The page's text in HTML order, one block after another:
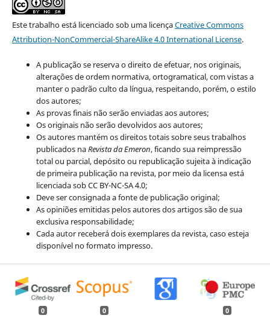
Este trabalho está licenciado sob uma licençaCreative Commons
Attribution-NonCommercial-ShareAlike 4.0 International License.
A publicação se reserva o direito de efetuar, nos originais,
alterações de ordem normativa, ortogramatical, com vistas a
manter o padrão culto da língua, respeitando, porém, o estilo
dos autores;
As provas finais não serão enviadas aos autores;
Os originais não serão devolvidos aos autores;
Os autores mantém os direitos totais sobre seus trabalhos
publicados naRevista da Emeron, ficando sua reimpressão
total ou parcial, depósito ou republicação sujeita à indicação
de primeira publicação na revista, por meio da licensa está
licenciada sob CC BY-NC-SA 4.0;
Deve ser consignada a fonte de publicação original;
As opiniões emitidas pelos autores dos artigos são de sua
exclusiva responsabilidade;
Cada autor receberá dois exemplares da revista, caso esteja
disponível no formato impresso.
0 0 0